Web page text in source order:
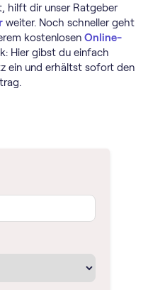
hilft dir unser Ratgeber
weiter. Noch schneller geht
kostenlosen Online-
Hier gibst du einfach
ein und erhältst sofort den